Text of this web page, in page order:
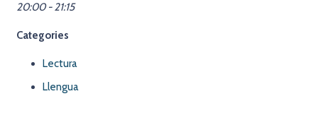
20:00 - 21:15
Categories
Lectura
Llengua